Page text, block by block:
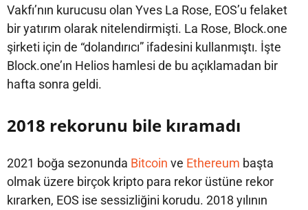
Vakfı’nın kurucusu olan Yves La Rose, EOS’u felaket
bir yatırım olarak nitelendirmişti. La Rose, Block.one
şirketi için de “dolandırıcı” ifadesini kullanmıştı. İşte
Block.one’ın Helios hamlesi de bu açıklamadan bir
hafta sonra geldi.
2018 rekorunu bile kıramadı
2021 boğa sezonunda Bitcoin ve Ethereum başta
olmak üzere birçok kripto para rekor üstüne rekor
kırarken, EOS ise sessizliğini korudu. 2018 yılının